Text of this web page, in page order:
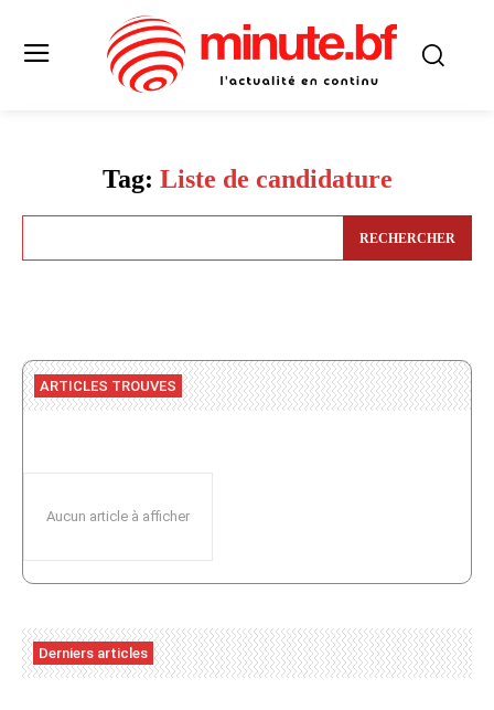
Tag: Liste de candidature
RECHERCHER
ARTICLES TROUVES
Aucun article à afficher
Derniers articles